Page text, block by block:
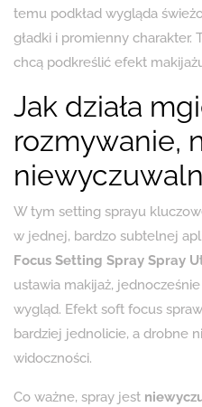
temu podkład wygląda
gładki i promienny charakter.
chcą podkreślić efekt
Jak działa
rozmywanie,
W tym setting sprayu
w jednej, bardzo subtelnej
Focus Setting Spray Spray
ustawia makijaż,
wygląd. Efekt soft focus
bardziej jednolicie, a drobne
widoczności.
Co ważne, spray jest